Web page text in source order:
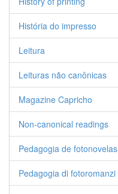
História do impresso
Leitura
Leituras não canônicas
Magazine Capricho
Non-canonical readings
Pedagogia de fotonovelas
Pedagogia di fotoromanzi